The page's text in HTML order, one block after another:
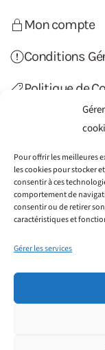
Pour offrir les meilleures
les cookies pour stocker
consentir à ces
comportement de
consentir ou de retirer
caractéristiques et
Gérer les services
Mon compte
Conditions
Politique de
Politique de
Contact
©2012-2022
Société GAIN